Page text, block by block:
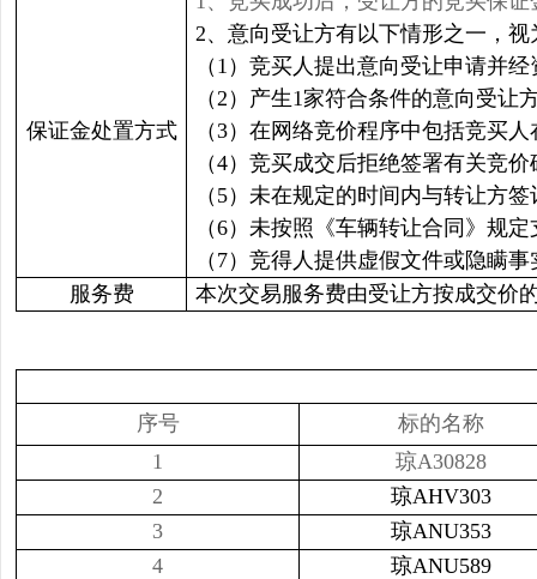
保证金处置方式
2、意向受让方有以下情形之一，
（1）竞买人提出意向受让申请并
（2）产生1家符合条件的意向受
（3）在网络竞价程序中包括竞买
（4）竞买成交后拒绝签署有关竞
（5）未在规定的时间内与转让方
（6）未按照《车辆转让合同》规
（7）竞得人提供虚假文件或隐瞒
服务费
本次交易服务费由受让方按成交价
序号
标的名称
1
琼A30828
2
琼AHV303
3
琼ANU353
4
琼ANU589